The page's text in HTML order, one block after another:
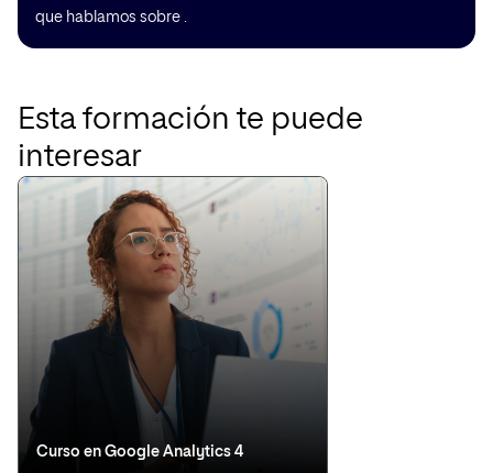
que hablamos sobre .
Esta formación te puede
interesar
Curso en Google Analytics 4